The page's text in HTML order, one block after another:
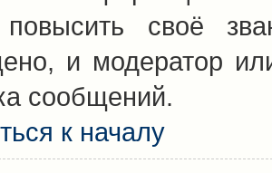
своё
и модератор
сообщений.
к началу